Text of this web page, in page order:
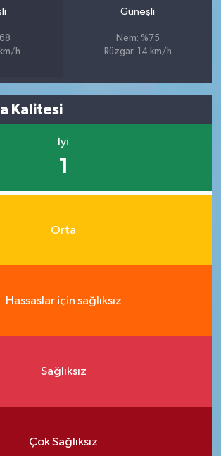
h
Güneşli
Nem: %75
Rüzgar: 14 km/h
Kalitesi
İyi
1
Orta
Hassaslar için sağlıksız
Sağlıksız
Çok Sağlıksız